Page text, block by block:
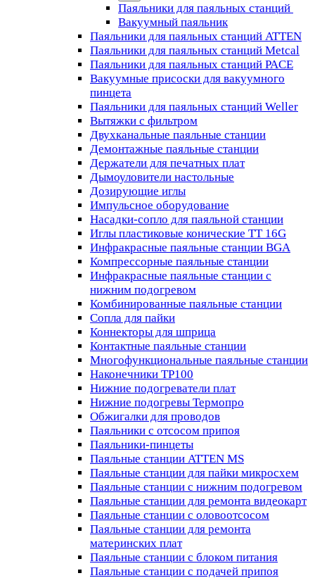
Паяльники для паяльных станций
Вакуумный паяльник
Паяльники для паяльных станций ATTEN
Паяльники для паяльных станций Metcal
Паяльники для паяльных станций PACE
Вакуумные присоски для вакуумного
пинцета
Паяльники для паяльных станций Weller
Вытяжки с фильтром
Двухканальные паяльные станции
Демонтажные паяльные станции
Держатели для печатных плат
Дымоуловители настольные
Дозирующие иглы
Импульсное оборудование
Насадки-сопло для паяльной станции
Иглы пластиковые конические TT 16G
Инфракрасные паяльные станции BGA
Компрессорные паяльные станции
Инфракрасные паяльные станции с
нижним подогревом
Комбинированные паяльные станции
Сопла для пайки
Коннекторы для шприца
Контактные паяльные станции
Многофункциональные паяльные станции
Наконечники TP100
Нижние подогреватели плат
Нижние подогревы Термопро
Обжигалки для проводов
Паяльники с отсосом припоя
Паяльники-пинцеты
Паяльные станции ATTEN MS
Паяльные станции для пайки микросхем
Паяльные станции с нижним подогревом
Паяльные станции для ремонта видеокарт
Паяльные станции с оловоотсосом
Паяльные станции для ремонта
материнских плат
Паяльные станции с блоком питания
Паяльные станции с подачей припоя